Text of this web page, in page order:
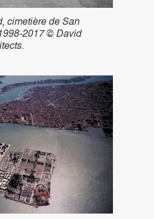
cimetière de San
2017 © David